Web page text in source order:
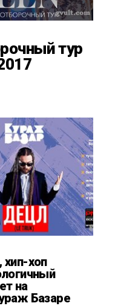
тур
хоп
на
Базаре